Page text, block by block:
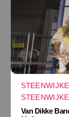
Van Dikke